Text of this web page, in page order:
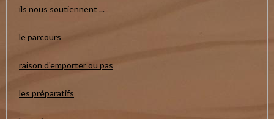
ils nous soutiennent ...
le parcours
raison d'emporter ou pas
les préparatifs